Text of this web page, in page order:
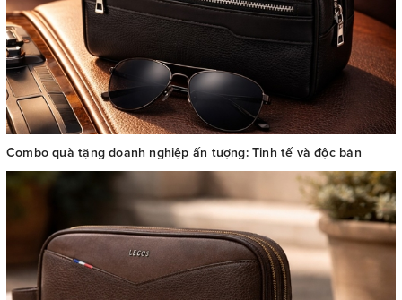
Combo quà tặng doanh nghiệp ấn tượng: Tinh tế và độc bản